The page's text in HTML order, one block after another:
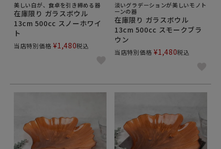
美しい白が、食卓を引き締める器
在庫限り ガラスボウル
13cm 500cc スノーホワイ
ト
当店特別価格 ¥1,480税込
淡いグラデーションが美しいモノト
ーンの器
在庫限り ガラスボウル
13cm 500cc スモークブラ
ウン
当店特別価格 ¥1,480税込